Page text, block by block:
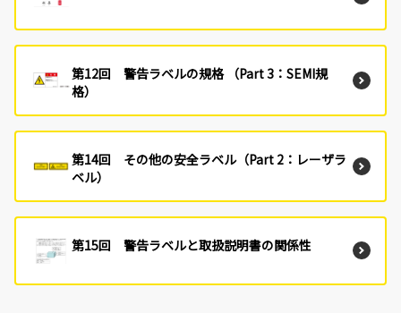
第12回 警告ラベルの規格 （Part 3：SEMI規
格）
第14回 その他の安全ラベル（Part 2：レーザラ
ベル）
第15回 警告ラベルと取扱説明書の関係性